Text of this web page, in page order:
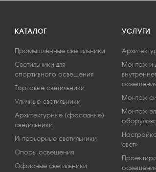
КАТАЛОГ
Промышленные светильники
Светильники для
спортивного освещения
Торговые светильники
Уличные светильники
Архитектурные (фасадные)
светильники
Интерьерные светильники
Опоры освещения
Офисные светильники
УСЛУГИ
Монтаж и
Монтаж
Монтаж
свет»